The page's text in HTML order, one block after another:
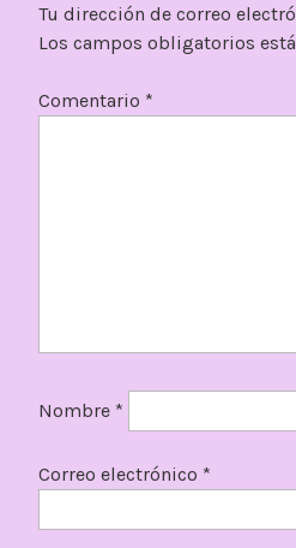
Tu dirección de correo
Los campos obligatorios
Comentario *
Nombre *
Correo electrónico *